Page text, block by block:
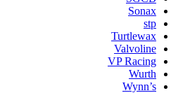
Sonax
stp
Turtlewax
Valvoline
VP Racing
Wurth
Wynn’s